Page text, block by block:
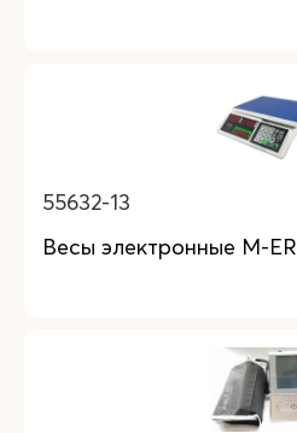
55632-13
Весы электронные M-ER